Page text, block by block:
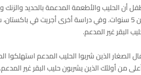
إحدى الدراسات التي أجريت على أكثر من 5000 طفل أن الحليب والأطعمة
بنسبة تزيد عن 50٪ لدى الأطفال الذين تقل أعمارهم عن 5 سنوات. وفي
البقر غير المدعم.
الذين شربوا الحليب المدعم استهلكوا
من أولئك الذين يشربون حليب البقر غير المدعم.